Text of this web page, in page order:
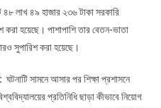
লাখ ৪৯ হাজার ২৩৬ টাকা সরকারি
হয়েছে। পাশাপাশি তার বেতন-ভাতা
সুপারিশ করা হয়েছে।
ঘটনাটি সামনে আসার পর শিক্ষা প্রশাসনে
প্রতিনিধি ছাড়া কীভাবে নিয়োগ